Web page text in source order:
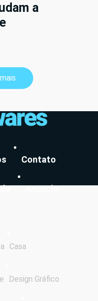
a
Contato
Anuncie
Casa
Design Gráfico